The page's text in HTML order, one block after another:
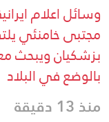
وسائل اعلام
مجتبى خامنئي
بزشكيان ويبحث
بالوضع في البلاد
منذ 13 دقيقة